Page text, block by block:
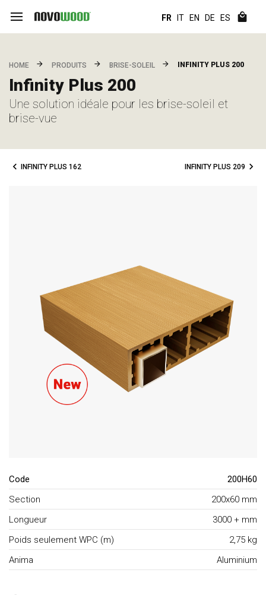
FR IT EN DE ES
HOME PRODUITS BRISE-SOLEIL INFINITY PLUS 200
Infinity Plus 200
Une solution idéale pour les brise-soleil et
brise-vue
INFINITY PLUS 162 INFINITY PLUS 209
Code
200H60
Section
200x60 mm
Longueur
3000 + mm
Poids seulement WPC (m)
2,75 kg
Anima
Aluminium